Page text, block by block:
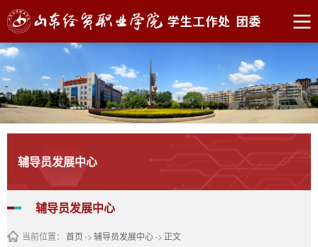
辅导员发展中心
辅导员发展中心
当前位置： 首页-> 辅导员发展中心-> 正文